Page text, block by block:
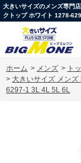
大きいサイズのメンズ専門
クトップ ホワイト 1278-
ホーム > メンズ > ト
> 大きいサイズ メン
6297-1 3L 4L 5L 6L